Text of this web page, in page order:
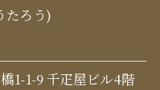
たろう)
1-1-9 千疋屋ビル4階